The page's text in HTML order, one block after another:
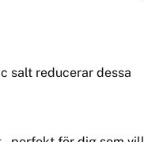
salt reducerar dessa